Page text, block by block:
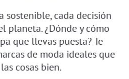
sostenible, cada decisión
planeta. ¿Dónde y cómo
que llevas puesta? Te
de moda ideales que
cosas bien.